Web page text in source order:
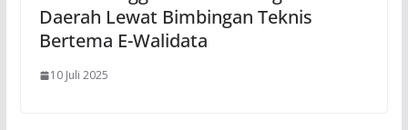
Daerah Lewat Bimbingan Teknis
Bertema E-Walidata
10 Juli 2025